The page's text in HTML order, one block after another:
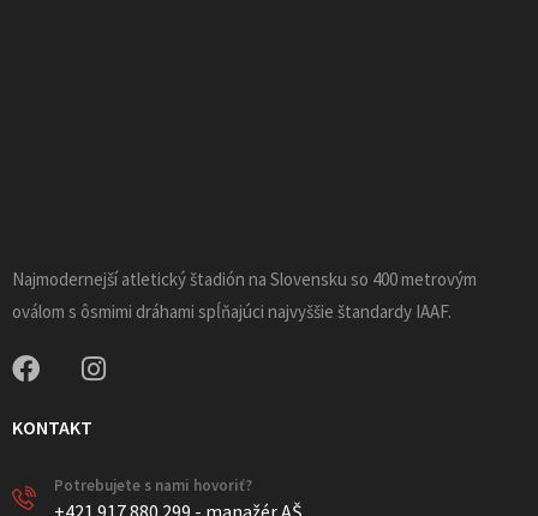
Najmodernejší atletický štadión na Slovensku so 400 metrovým
oválom s ôsmimi dráhami spĺňajúci najvyššie štandardy IAAF.
KONTAKT
Potrebujete s nami hovoriť?
+421 917 880 299 - manažér AŠ